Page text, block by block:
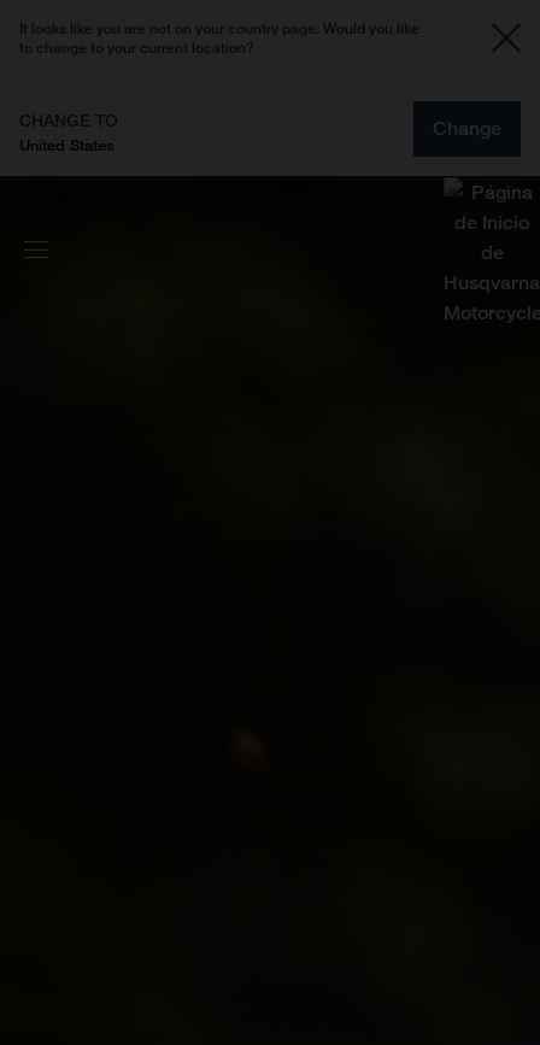
It looks like you are not on your country page. Would you like
to change to your current location?
CHANGE TO
United States
Change